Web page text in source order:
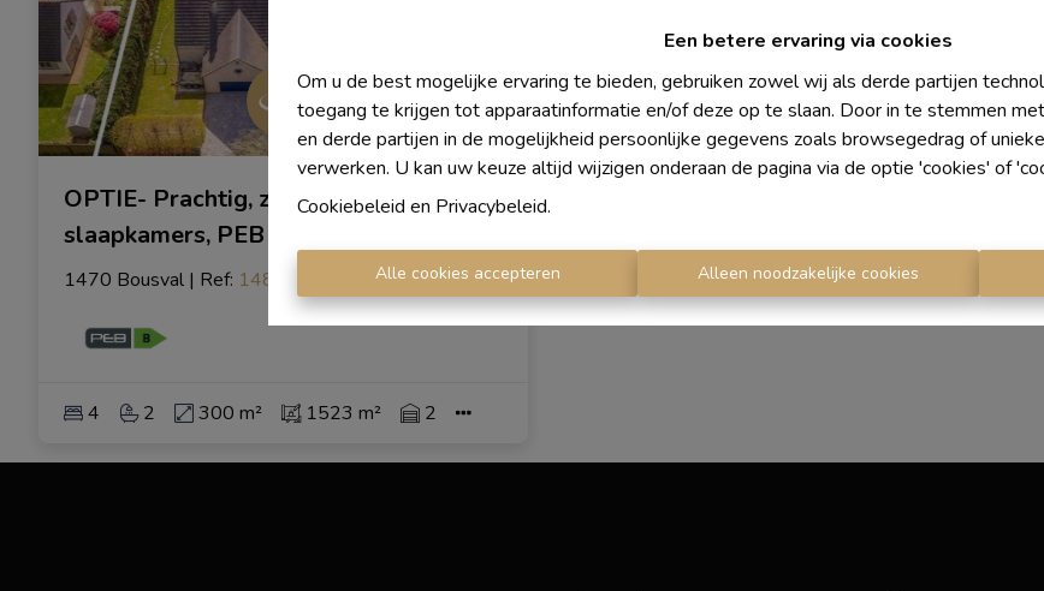
Een betere ervaring via cookies
Om u de best mogelijke ervaring te bieden, gebruiken zowel wij als derde partijen
toegang te krijgen tot apparaatinformatie en/of deze op te slaan. Door in te stemmen
en derde partijen in de mogelijkheid persoonlijke gegevens zoals browsegedrag of
verwerken. U kan uw keuze altijd wijzigen onderaan de pagina via de optie 'cookies' of
Cookiebeleid en Privacybeleid.
Alle cookies accepteren Alleen noodzakelijke cookies
OPTIE- Prachtig, zeer ruim huis met 4
slaapkamers, PEB B in Bousval!
1470 Bousval | Ref: 1483
4 2 300 m² 1523 m² 2